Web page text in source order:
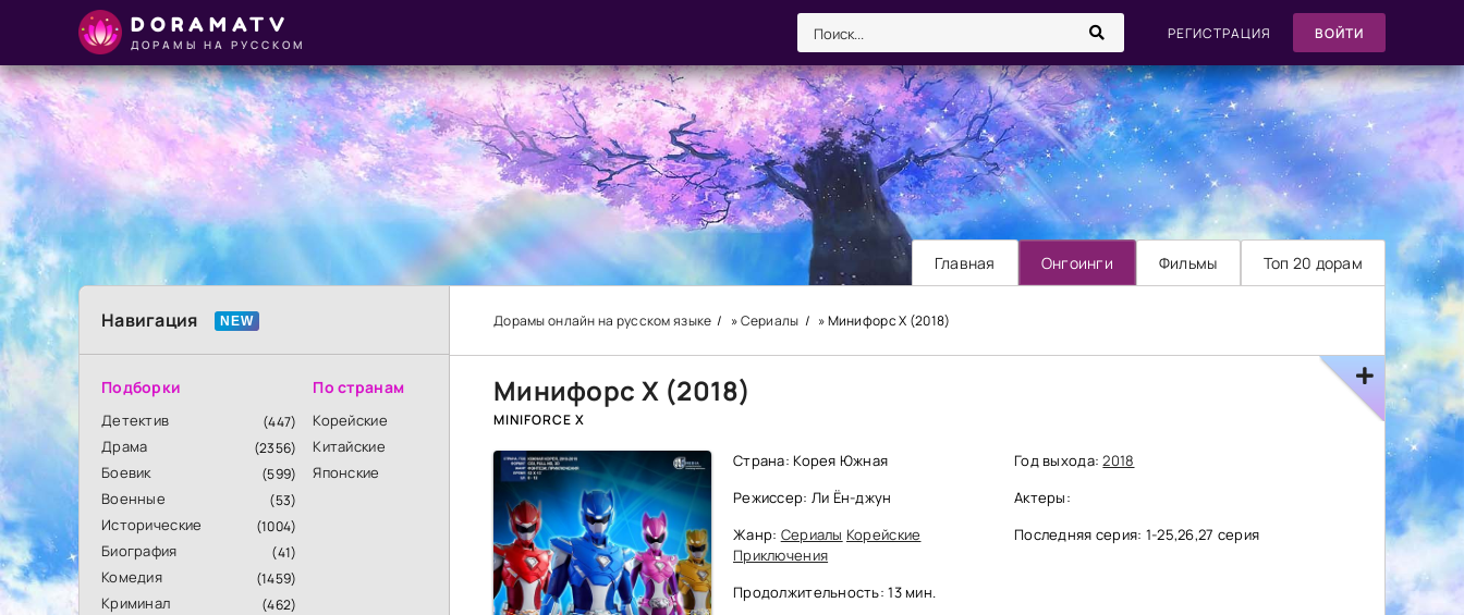
DORAMATV
ДОРАМЫ НА РУССКОМ
РЕГИСТРАЦИЯ ВОЙТИ
Главная Онгоинги Фильмы Топ 20 дорам
Навигация
Подборки
Детектив (447)
Драма (2356)
Боевик (599)
Военные (53)
Исторические (1004)
Биография (41)
Комедия (1459)
Криминал (462)
По странам
Корейские
Китайские
Японские
Дорамы онлайн на русском языке »Сериалы » Минифорс X (2018)
Минифорс X (2018)
MINIFORCE X
Страна: Корея Южная
Режиссер: Ли Ён-джун
Жанр: Сериалы Корейские
Приключения
Продолжительность: 13 мин.
Год выхода:2018
Актеры:
Последняя серия: 1-25,26,27 серия